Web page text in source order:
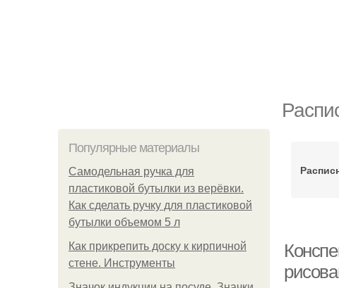
Популярные материалы
Самодельная ручка для
пластиковой бутылки из верёвки.
Как сделать ручку для пластиковой
бутылки объемом 5 л
Как прикрепить доску к кирпичной
стене. Инструменты